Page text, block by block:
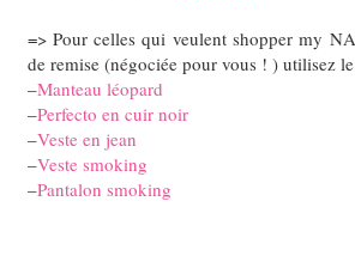
=> Pour celles qui veulent shopper my
de remise (négociée pour vous ! ) utilisez
–Manteau léopard
–Perfecto en cuir noir
–Veste en jean
–Veste smoking
–Pantalon smoking